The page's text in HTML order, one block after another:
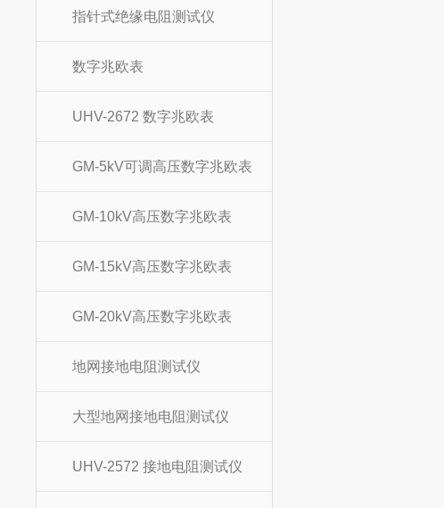
指针式绝缘电阻测试仪
数字兆欧表
UHV-2672 数字兆欧表
GM-5kV可调高压数字兆欧表
GM-10kV高压数字兆欧表
GM-15kV高压数字兆欧表
GM-20kV高压数字兆欧表
地网接地电阻测试仪
大型地网接地电阻测试仪
UHV-2572 接地电阻测试仪